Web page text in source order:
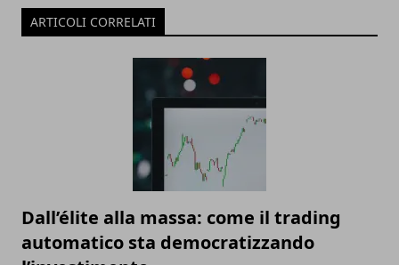
ARTICOLI CORRELATI
Dall’élite alla massa: come il trading
automatico sta democratizzando